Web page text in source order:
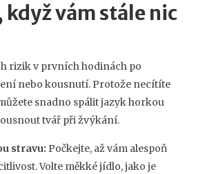
když vám stále nic
rizik v prvních hodinách po
nebo kousnutí. Protože necítíte
snadno spálit jazyk horkou
tvář při žvýkání.
stravu: Počkejte, až vám alespoň
Volte měkké jídlo, jako je